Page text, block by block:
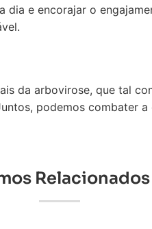
dia e encorajar o
da arbovirose, que tal
podemos combater
Relacionados